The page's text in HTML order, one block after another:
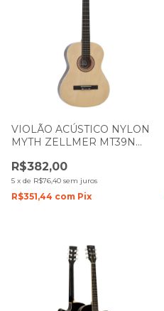
VIOLÃO ACÚSTICO NYLON
MYTH ZELLMER MT39N
BROWN 1268
R$382,00
5 x de R$76,40 sem juros
R$351,44 com Pix